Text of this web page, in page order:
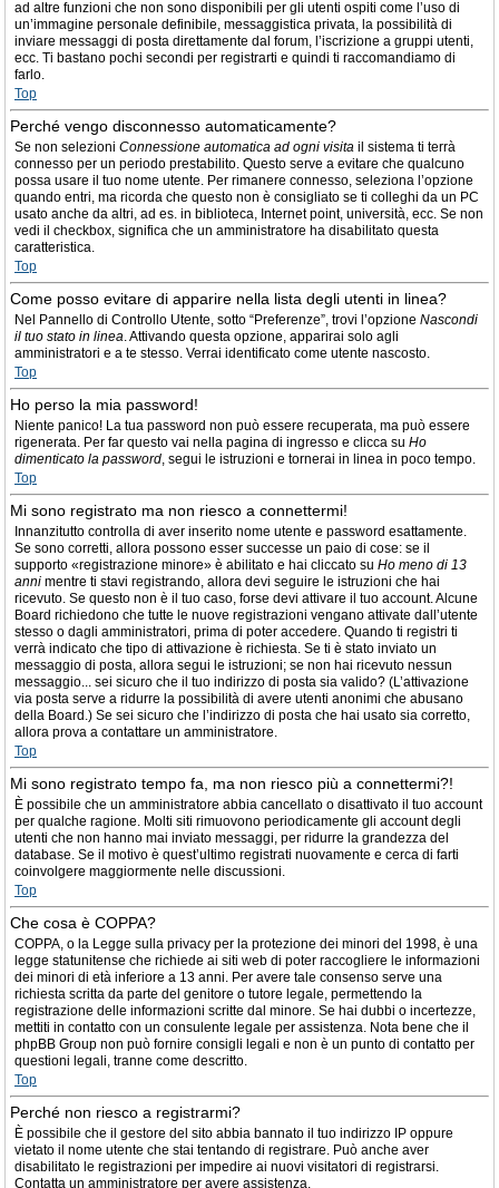
ad altre funzioni che non sono disponibili per gli utenti ospiti come l’uso di
un’immagine personale definibile, messaggistica privata, la possibilità di
inviare messaggi di posta direttamente dal forum, l’iscrizione a gruppi utenti,
ecc. Ti bastano pochi secondi per registrarti e quindi ti raccomandiamo di
farlo.
Top
Perché vengo disconnesso automaticamente?
Se non selezioni Connessione automatica ad ogni visita il sistema ti terrà
connesso per un periodo prestabilito. Questo serve a evitare che qualcuno
possa usare il tuo nome utente. Per rimanere connesso, seleziona l’opzione
quando entri, ma ricorda che questo non è consigliato se ti colleghi da un PC
usato anche da altri, ad es. in biblioteca, Internet point, università, ecc. Se non
vedi il checkbox, significa che un amministratore ha disabilitato questa
caratteristica.
Top
Come posso evitare di apparire nella lista degli utenti in linea?
Nel Pannello di Controllo Utente, sotto “Preferenze”, trovi l’opzione Nascondi
il tuo stato in linea. Attivando questa opzione, apparirai solo agli
amministratori e a te stesso. Verrai identificato come utente nascosto.
Top
Ho perso la mia password!
Niente panico! La tua password non può essere recuperata, ma può essere
rigenerata. Per far questo vai nella pagina di ingresso e clicca su Ho
dimenticato la password, segui le istruzioni e tornerai in linea in poco tempo.
Top
Mi sono registrato ma non riesco a connettermi!
Innanzitutto controlla di aver inserito nome utente e password esattamente.
Se sono corretti, allora possono esser successe un paio di cose: se il
supporto «registrazione minore» è abilitato e hai cliccato su Ho meno di 13
anni mentre ti stavi registrando, allora devi seguire le istruzioni che hai
ricevuto. Se questo non è il tuo caso, forse devi attivare il tuo account. Alcune
Board richiedono che tutte le nuove registrazioni vengano attivate dall’utente
stesso o dagli amministratori, prima di poter accedere. Quando ti registri ti
verrà indicato che tipo di attivazione è richiesta. Se ti è stato inviato un
messaggio di posta, allora segui le istruzioni; se non hai ricevuto nessun
messaggio... sei sicuro che il tuo indirizzo di posta sia valido? (L’attivazione
via posta serve a ridurre la possibilità di avere utenti anonimi che abusano
della Board.) Se sei sicuro che l’indirizzo di posta che hai usato sia corretto,
allora prova a contattare un amministratore.
Top
Mi sono registrato tempo fa, ma non riesco più a connettermi?!
È possibile che un amministratore abbia cancellato o disattivato il tuo account
per qualche ragione. Molti siti rimuovono periodicamente gli account degli
utenti che non hanno mai inviato messaggi, per ridurre la grandezza del
database. Se il motivo è quest’ultimo registrati nuovamente e cerca di farti
coinvolgere maggiormente nelle discussioni.
Top
Che cosa è COPPA?
COPPA, o la Legge sulla privacy per la protezione dei minori del 1998, è una
legge statunitense che richiede ai siti web di poter raccogliere le informazioni
dei minori di età inferiore a 13 anni. Per avere tale consenso serve una
richiesta scritta da parte del genitore o tutore legale, permettendo la
registrazione delle informazioni scritte dal minore. Se hai dubbi o incertezze,
mettiti in contatto con un consulente legale per assistenza. Nota bene che il
phpBB Group non può fornire consigli legali e non è un punto di contatto per
questioni legali, tranne come descritto.
Top
Perché non riesco a registrarmi?
È possibile che il gestore del sito abbia bannato il tuo indirizzo IP oppure
vietato il nome utente che stai tentando di registrare. Può anche aver
disabilitato le registrazioni per impedire ai nuovi visitatori di registrarsi.
Contatta un amministratore per avere assistenza.